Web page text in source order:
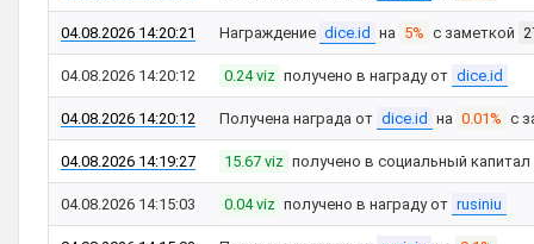
04.08.2026 14:20:21 Награждение dice.id на 5% с заметкой
04.08.2026 14:20:12 0.24 viz получено в награду от dice.id
04.08.2026 14:20:12 Получена награда от dice.id на 0.01% с
04.08.2026 14:19:27 15.67 viz получено в социальный
04.08.2026 14:15:03 0.04 viz получено в награду от rusiniu